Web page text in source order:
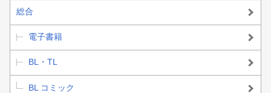
総合
電子書籍
BL・TL
BL コミック